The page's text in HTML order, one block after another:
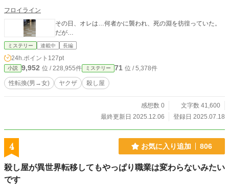
フロイライン
その日、オレは…何者かに襲われ、死の淵を彷徨っていた。
だが…
ミステリー 連載中 長編
24h.ポイント 127pt
小説 9,952 位 / 228,955件 ミステリー 71 位 / 5,378件
性転換(男→女) ヤクザ 殺し屋
感想数 0
文字数 41,600
最終更新日 2025.12.06
登録日 2025.07.18
4 お気に入り追加 806
殺し屋が異世界転移してもやっぱり職業は変わらないみたい
です